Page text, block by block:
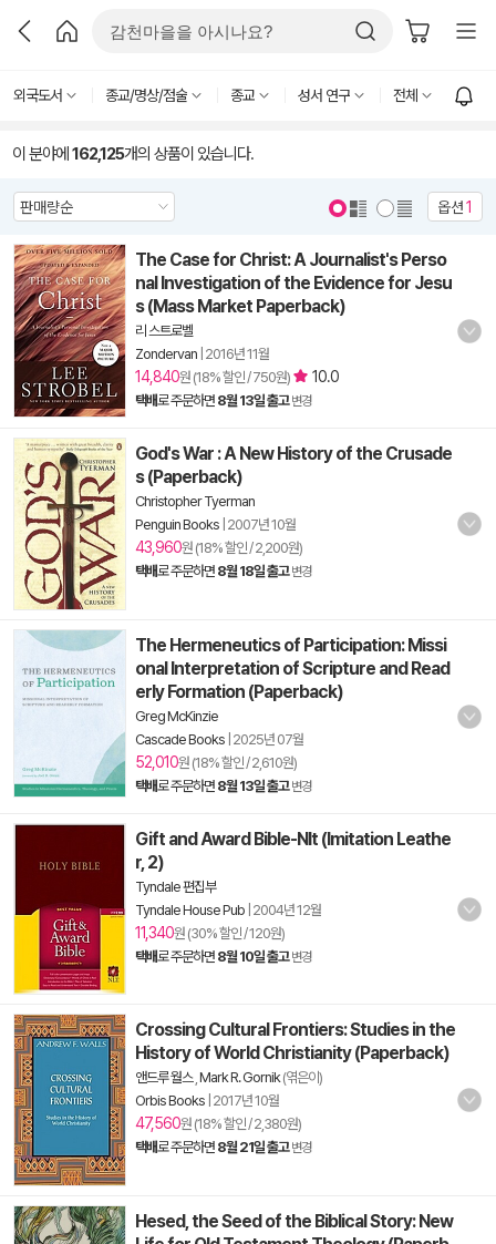
외국도서 종교/명상/점술 종교 성서 연구 전체
이 분야에 162,125개의 상품이 있습니다.
옵션1
The Case for Christ: A Journalist's Perso
nal Investigation of the Evidence for Jesu
s (Mass Market Paperback)
리 스트로벨
Zondervan 2016년 11월
14,840원 (18% 할인 / 750원) 10.0
택배로 주문하면 8월 13일 출고 변경
God's War : A New History of the Crusade
s (Paperback)
Christopher Tyerman
Penguin Books 2007년 10월
43,960원 (18% 할인 / 2,200원)
택배로 주문하면 8월 18일 출고 변경
The Hermeneutics of Participation: Missi
onal Interpretation of Scripture and Read
erly Formation (Paperback)
Greg McKinzie
Cascade Books 2025년 07월
52,010원 (18% 할인 / 2,610원)
택배로 주문하면 8월 13일 출고 변경
Gift and Award Bible-Nlt (Imitation Leathe
r, 2)
Tyndale 편집부
Tyndale House Pub 2004년 12월
11,340원 (30% 할인 / 120원)
택배로 주문하면 8월 10일 출고 변경
Crossing Cultural Frontiers: Studies in the
History of World Christianity (Paperback)
앤드루 월스, Mark R. Gornik(엮은이)
Orbis Books 2017년 10월
47,560원 (18% 할인 / 2,380원)
택배로 주문하면 8월 21일 출고 변경
Hesed, the Seed of the Biblical Story: New